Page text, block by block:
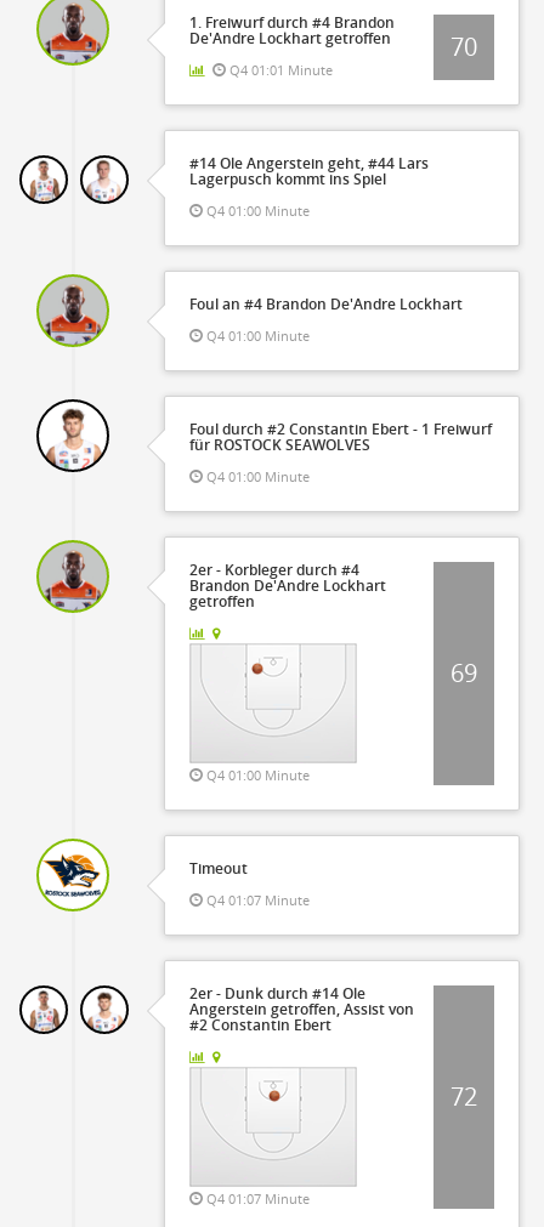
1. Freiwurf durch #4 Brandon
De'Andre Lockhart getroffen
Q4 01:01 Minute
70
#14 Ole Angerstein geht, #44 Lars
Lagerpusch kommt ins Spiel
Q4 01:00 Minute
Foul an #4 Brandon De'Andre Lockhart
Q4 01:00 Minute
Foul durch #2 Constantin Ebert - 1 Freiwurf
für ROSTOCK SEAWOLVES
Q4 01:00 Minute
2er - Korbleger durch #4
Brandon De'Andre Lockhart
getroffen
Q4 01:00 Minute
69
Timeout
Q4 01:07 Minute
2er - Dunk durch #14 Ole
Angerstein getroffen, Assist von
#2 Constantin Ebert
Q4 01:07 Minute
72